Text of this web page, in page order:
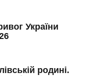
України
родині.